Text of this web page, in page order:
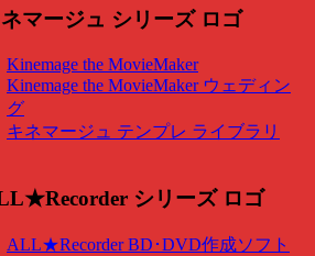
Kinemage the MovieMaker
Kinemage the MovieMaker ウェディン
グ
キネマージュ テンプレ ライブラリ
ALL★Recorder BD･DVD作成ソフト